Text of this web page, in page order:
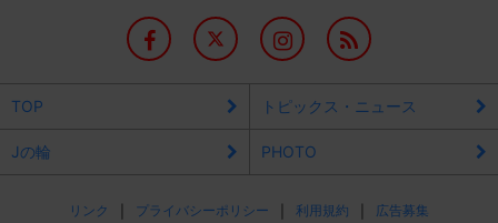
TOP トピックス・ニュース
Jの輪 PHOTO
リンク プライバシーポリシー 利用規約 広告募集